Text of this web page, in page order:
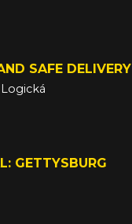
SAFE DELIVERY
GETTYSBURG